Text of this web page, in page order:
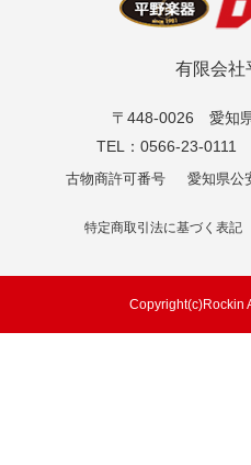
有限会社
〒448-0026 愛知
TEL：0566-23-0111
古物商許可番号 愛知県公
特定商取引法に基づく表記
Copyright(c)Rockin